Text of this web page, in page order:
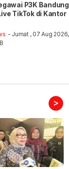
P3K Bandung
TikTok di Kantor
- Jumat , 07 Aug 2026,
>